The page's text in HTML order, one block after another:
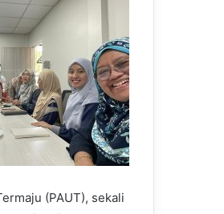
(PAUT), sekali